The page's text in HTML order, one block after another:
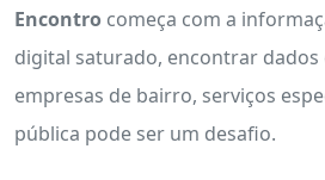
Encontro começa com a
digital saturado, encontrar dados
empresas de bairro, serviços
pública pode ser um desafio.